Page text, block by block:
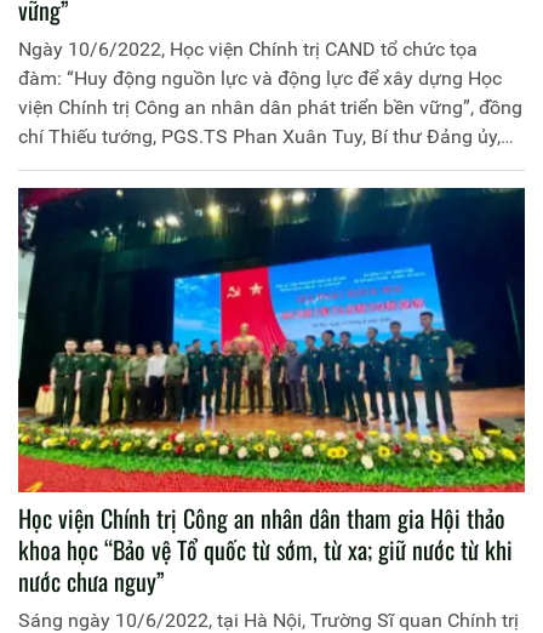
vững”
Ngày 10/6/2022, Học viện Chính trị CAND tổ chức tọa
đàm: “Huy động nguồn lực và động lực để xây dựng Học
viện Chính trị Công an nhân dân phát triển bền vững”, đồng
chí Thiếu tướng, PGS.TS Phan Xuân Tuy, Bí thư Đảng ủy,
Giám đốc Học viện chủ trì buổi Tọa đàm. Tham dự có các
đồng chí Phó Giám đốc Học viện, lãnh đạo các đơn vị; các
tổ chức quần chúng, cùng toàn thể cán bộ, giảng viên Học
viện.
Học viện Chính trị Công an nhân dân tham gia Hội thảo
khoa học “Bảo vệ Tổ quốc từ sớm, từ xa; giữ nước từ khi
nước chưa nguy”
Sáng ngày 10/6/2022, tại Hà Nội, Trường Sĩ quan Chính trị